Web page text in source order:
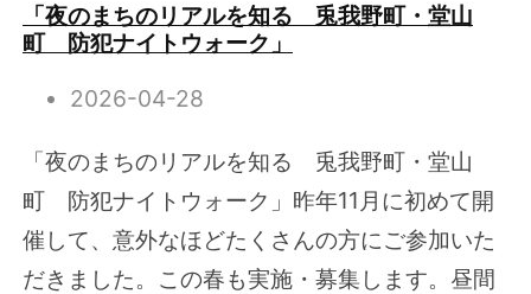
「夜のまちのリアルを知る 兎我野町・堂山
町 防犯ナイトウォーク」
2026-04-28
「夜のまちのリアルを知る 兎我野町・堂山
町 防犯ナイトウォーク」昨年11月に初めて開
催して、意外なほどたくさんの方にご参加いた
だきました。この春も実施・募集します。昼間